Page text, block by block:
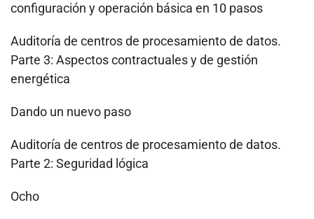
configuración y operación básica en 10 pasos
Auditoría de centros de procesamiento de datos.
Parte 3: Aspectos contractuales y de gestión
energética
Dando un nuevo paso
Auditoría de centros de procesamiento de datos.
Parte 2: Seguridad lógica
Ocho